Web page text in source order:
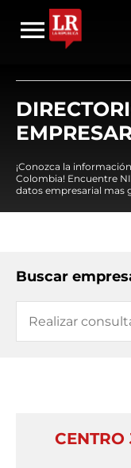
¡Conozca la
Colombia! Encuentre
datos empresarial mas
Buscar